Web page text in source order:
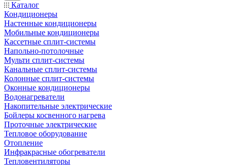
Каталог
Кондиционеры
Настенные кондиционеры
Мобильные кондиционеры
Кассетные сплит-системы
Напольно-потолочные
Мульти сплит-системы
Канальные сплит-системы
Колонные сплит-системы
Оконные кондиционеры
Водонагреватели
Накопительные электрические
Бойлеры косвенного нагрева
Проточные электрические
Тепловое оборудование
Отопление
Инфракрасные обогреватели
Тепловентиляторы